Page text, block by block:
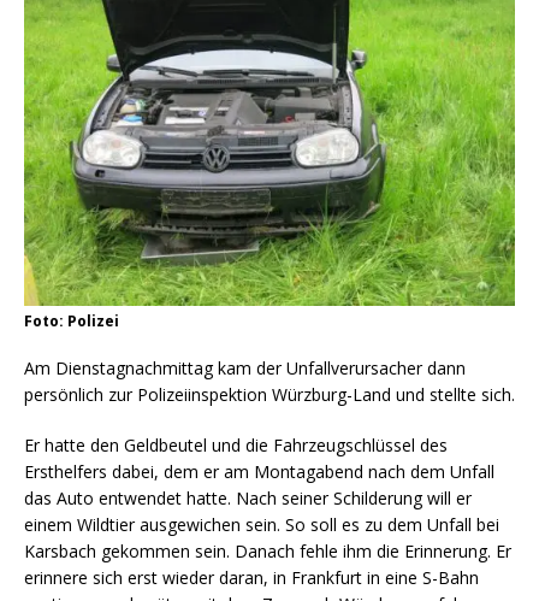
Foto: Polizei
Am Dienstagnachmittag kam der Unfallverursacher dann
persönlich zur Polizeiinspektion Würzburg-Land und stellte sich.
Er hatte den Geldbeutel und die Fahrzeugschlüssel des
Ersthelfers dabei, dem er am Montagabend nach dem Unfall
das Auto entwendet hatte. Nach seiner Schilderung will er
einem Wildtier ausgewichen sein. So soll es zu dem Unfall bei
Karsbach gekommen sein. Danach fehle ihm die Erinnerung. Er
erinnere sich erst wieder daran, in Frankfurt in eine S-Bahn